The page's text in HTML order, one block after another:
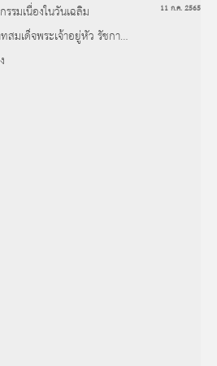
รมเนื่องในวันเฉลิม
มเด็จพระเจ้าอยู่หัว รัชกาลที่
11 ก.ค. 2565